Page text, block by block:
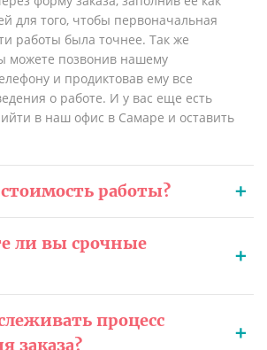
для того, чтобы первоначальная
работы была точнее. Так же
можете позвонив нашему
и продиктовав ему все
о работе. И у вас еще есть
в наш офис в Самаре и оставить
работы?
ли вы срочные
процесс
заказа?